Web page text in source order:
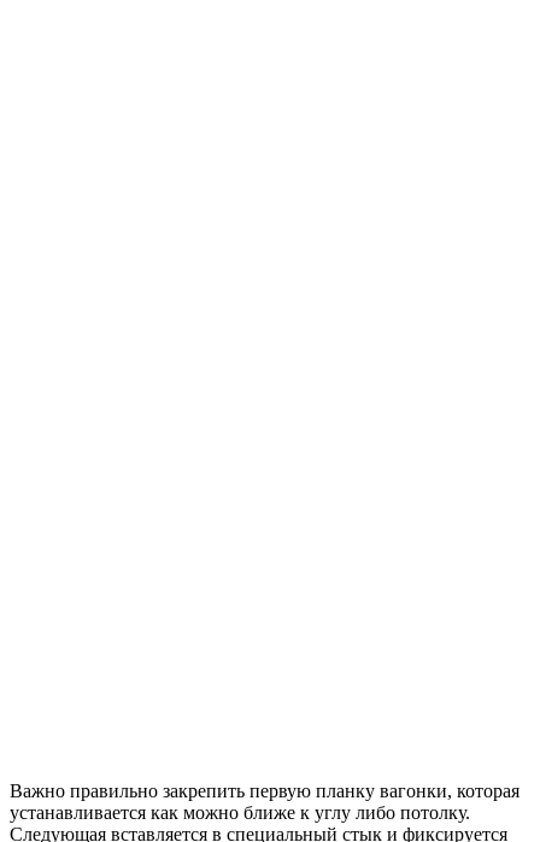
Важно правильно закрепить первую планку вагонки, которая
устанавливается как можно ближе к углу либо потолку.
Следующая вставляется в специальный стык и фиксируется